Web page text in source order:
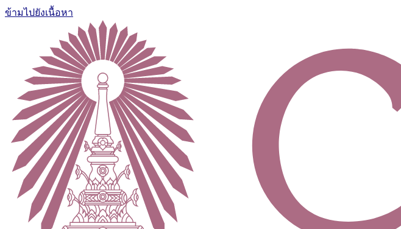
ข้ามไปยังเนื้อหา